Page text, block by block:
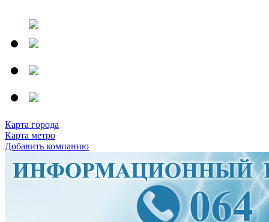
Карта города
Карта метро
Добавить компанию